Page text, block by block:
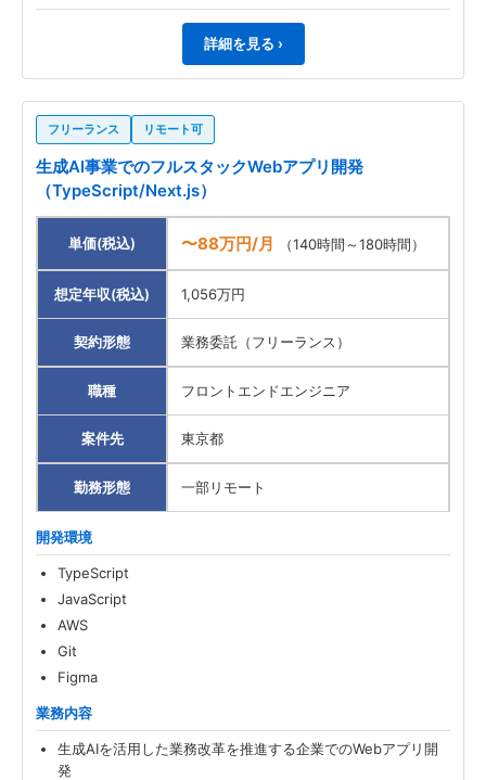
詳細を見る ›
フリーランス リモート可
生成AI事業でのフルスタックWebアプリ開発
（TypeScript/Next.js）
単価(税込) 〜88万円/月 （140時間～180時間）
想定年収(税込) 1,056万円
契約形態 業務委託（フリーランス）
職種 フロントエンドエンジニア
案件先 東京都
勤務形態 一部リモート
開発環境
TypeScript
JavaScript
AWS
Git
Figma
業務内容
生成AIを活用した業務改革を推進する企業でのWebアプリ開
発